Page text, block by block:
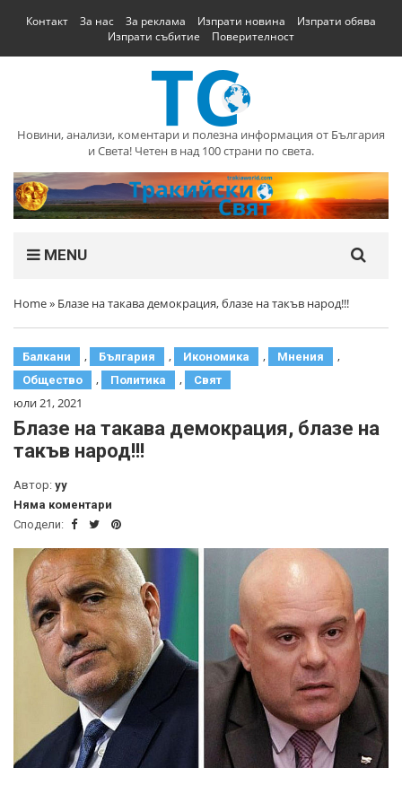
Контакт За нас За реклама Изпрати новина
Изпрати обява
Изпрати събитие
Поверителност
Новини, анализи, коментари и полезна информация от България
и Света! Четен в над 100 страни по света.
MENU
Home» Блазе на такава демокрация, блазе на такъв народ!!!
Балкани , България , Икономика , Мнения ,
Общество , Политика , Свят
юли 21, 2021
Блазе на такава демокрация, блазе на
такъв народ!!!
Автор: yy
Няма коментари
Сподели: